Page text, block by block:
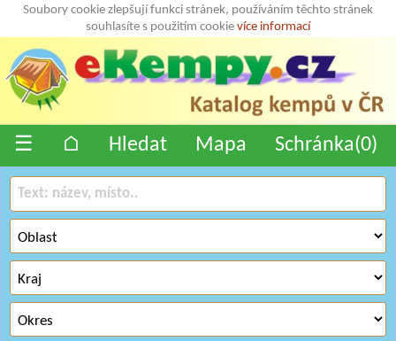
Soubory cookie zlepšují funkci stránek, používáním těchto stránek
souhlasíte s použitím cookie více informací
☰ ⌂ Hledat Mapa Schránka(0)